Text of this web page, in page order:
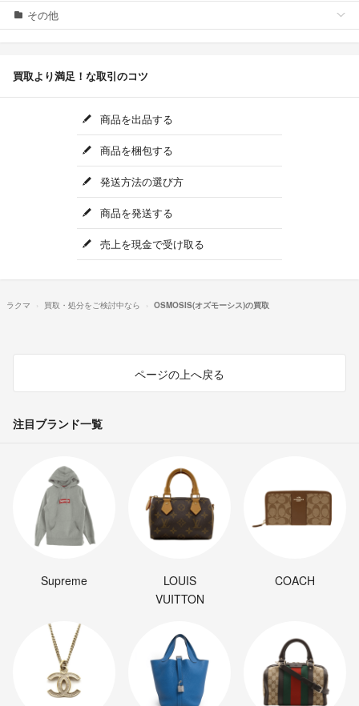
その他
買取より満足！な取引のコツ
商品を出品する
商品を梱包する
発送方法の選び方
商品を発送する
売上を現金で受け取る
ラクマ 買取・処分をご検討中なら OSMOSIS(オズモーシス)の買取
ページの上へ戻る
注目ブランド一覧
Supreme
LOUIS
VUITTON
COACH